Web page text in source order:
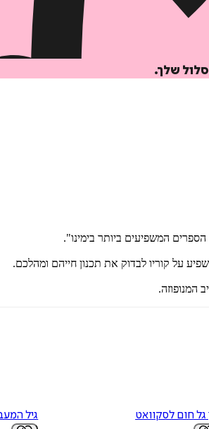
שלך.
המשפיעים ביותר בימינו".
על קוריו לבדוק את תכנון חייהם ומהלכם.
גל חום לסקוואט גיל